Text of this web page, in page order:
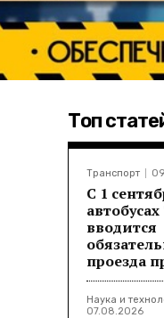
Топ
Транспорт
С 1
вводится
проезда
Наука и
07.08.2026